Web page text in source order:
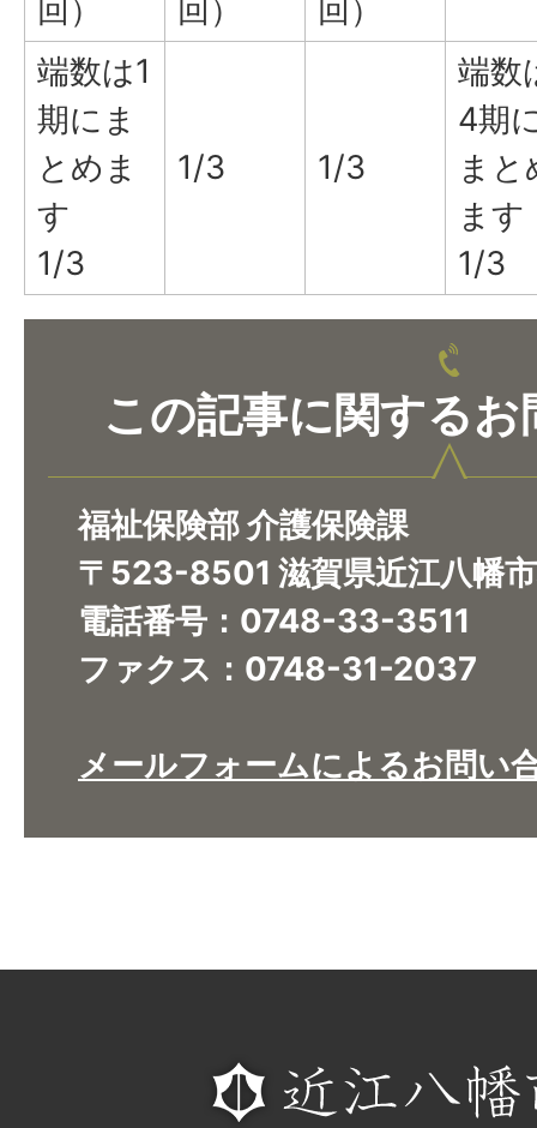
回）
回）
回）
端数は1
期にま
とめま
す
1/3
1/3 1/3
端数
4期
まと
ます
1/3
この記事に関するお
福祉保険部 介護保険課
〒523-8501 滋賀県近江八幡
電話番号：0748-33-3511
ファクス：0748-31-2037
メールフォームによるお問い